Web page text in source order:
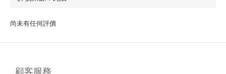
尚未有任何評價
顧客服務